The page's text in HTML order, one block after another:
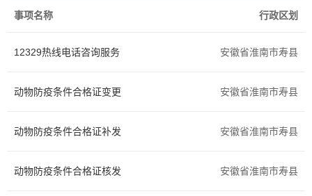
水务气象 科技创新
医疗卫生 文体教育
事项名称 行政区划
12329热线电话咨询服务 安徽省淮南市寿县
动物防疫条件合格证变更 安徽省淮南市寿县
动物防疫条件合格证补发 安徽省淮南市寿县
动物防疫条件合格证核发 安徽省淮南市寿县